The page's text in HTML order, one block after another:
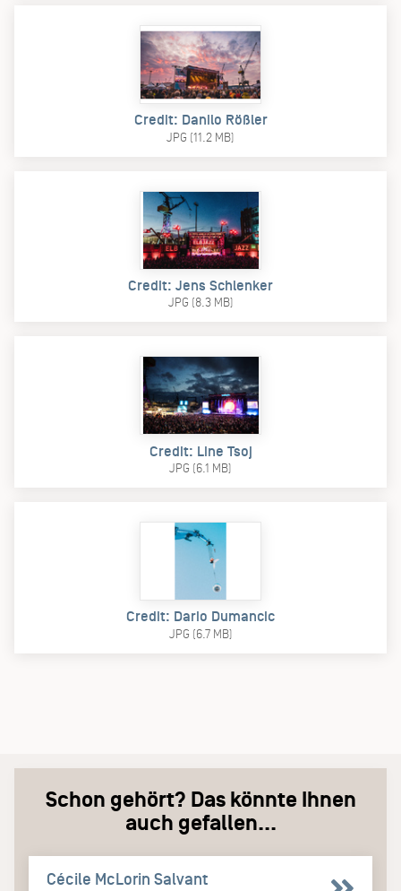
Credit: Danilo Rößler
JPG (11.2 MB)
Credit: Jens Schlenker
JPG (8.3 MB)
Credit: Line Tsoj
JPG (6.1 MB)
Credit: Dario Dumancic
JPG (6.7 MB)
Schon gehört? Das könnte Ihnen
auch gefallen...
Cécile McLorin Salvant